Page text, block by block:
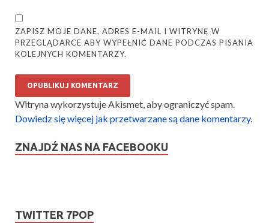
ZAPISZ MOJE DANE, ADRES E-MAIL I WITRYNĘ W
PRZEGLĄDARCE ABY WYPEŁNIĆ DANE PODCZAS PISANIA
KOLEJNYCH KOMENTARZY.
Witryna wykorzystuje Akismet, aby ograniczyć spam.
Dowiedz się więcej jak przetwarzane są dane komentarzy.
ZNAJDŹ NAS NA FACEBOOKU
TWITTER 7POP